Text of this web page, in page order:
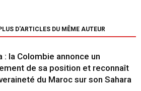
D'ARTICLES DU MÊME AUTEUR
: la Colombie annonce un
de sa position et reconnaît
du Maroc sur son Sahara